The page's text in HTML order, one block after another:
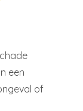
een
of